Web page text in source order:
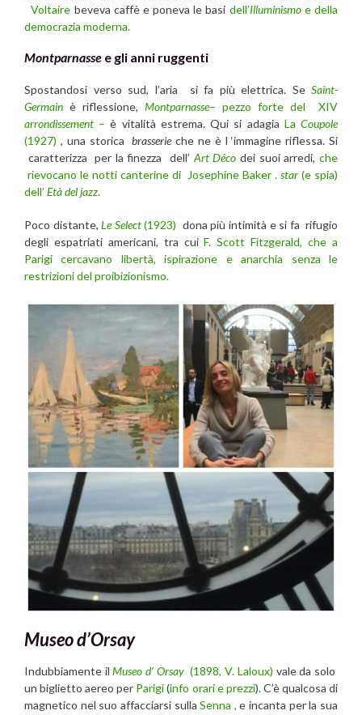
Voltaire beveva caffè e poneva le basi dell’Illuminismo e della
democrazia moderna.
Montparnasse e gli anni ruggenti
Spostandosi verso sud, l’aria si fa più elettrica. Se Saint-
Germain è riflessione, Montparnasse– pezzo forte del XIV
arrondissement – è vitalità estrema. Qui si adagia LaCoupole
(1927) , una storicabrasserie che ne è l ‘immagine riflessa. Si
caratterizza per la finezza dell’ Art Déco dei suoi arredi,che
rievocano le notti canterine di Josephine Baker . star (e spia)
dell’ Età deljazz.
Poco distante,Le Select(1923) dona più intimità e si fa rifugio
degli espatriati americani, tra cuiF. Scott Fitzgerald, che a
Parigi cercavano libertà, ispirazione e anarchia senza le
restrizioni del proibizionismo.
Museo d’Orsay
Indubbiamente ilMuseo d’ Orsay (1898, V. Laloux) vale da solo
un biglietto aereo per Parigi(info orari e prezzi). C’è qualcosa di
magnetico nel suo affacciarsi sullaSenna , e incanta per la sua